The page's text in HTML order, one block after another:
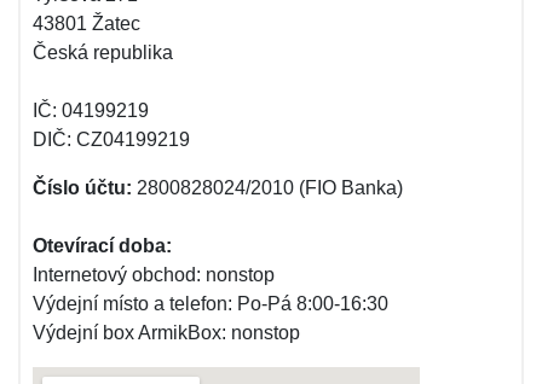
43801 Žatec
Česká republika
IČ: 04199219
DIČ: CZ04199219
Číslo účtu: 2800828024/2010 (FIO Banka)
Otevírací doba:
Internetový obchod: nonstop
Výdejní místo a telefon: Po-Pá 8:00-16:30
Výdejní box ArmikBox: nonstop